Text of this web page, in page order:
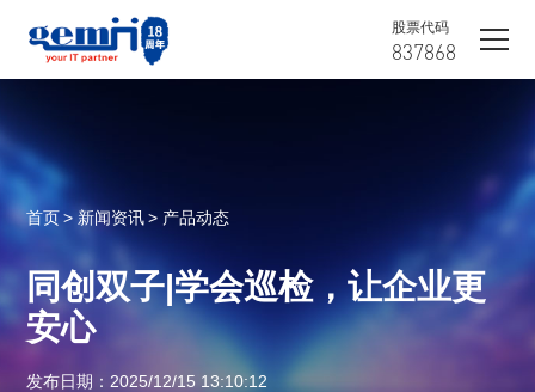
股票代码
837868
首页 > 新闻资讯 > 产品动态
同创双子|学会巡检，让企业更
安心
发布日期：2025/12/15 13:10:12